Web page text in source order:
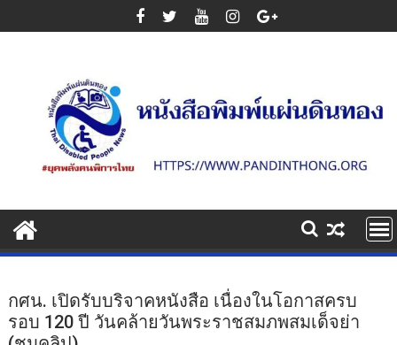
to
กศน. เปิดรับบริจาคหนังสือ เนื่องในโอกาสครบ
รอบ 120 ปี วันคล้ายวันพระราชสมภพสมเด็จย่า